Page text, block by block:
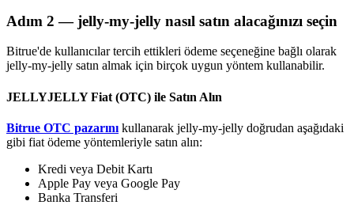
Bitrue Ortakları
Adım 2 — jelly-my-jelly nasıl satın alacağınızı seçin
Bitrue'de kullanıcılar tercih ettikleri ödeme seçeneğine bağlı olarak
jelly-my-jelly satın almak için birçok uygun yöntem kullanabilir.
JELLYJELLY Fiat (OTC) ile Satın Alın
Bitrue OTC pazarını kullanarak jelly-my-jelly doğrudan aşağıdaki
gibi fiat ödeme yöntemleriyle satın alın:
Kredi veya Debit Kartı
Apple Pay veya Google Pay
Banka Transferi